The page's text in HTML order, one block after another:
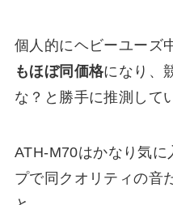
個人的にヘビーユーズ
もほぼ同価格になり、
な？と勝手に推測して
ATH-M70はかなり気に
プで同クオリティの音